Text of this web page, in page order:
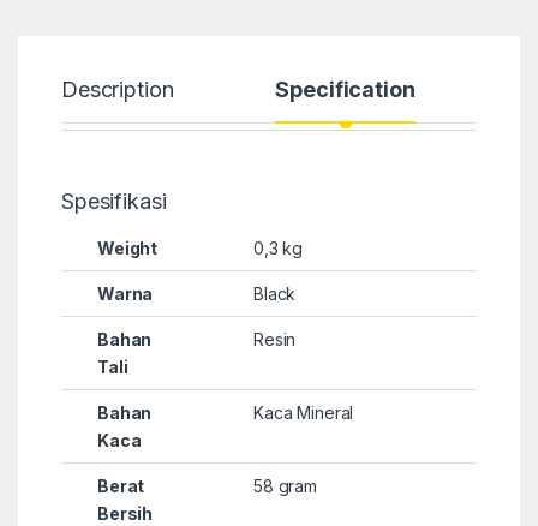
Description Specification
Spesifikasi
Weight 0,3 kg
Warna Black
Bahan
Tali
Resin
Bahan
Kaca
Kaca Mineral
Berat
Bersih
58 gram